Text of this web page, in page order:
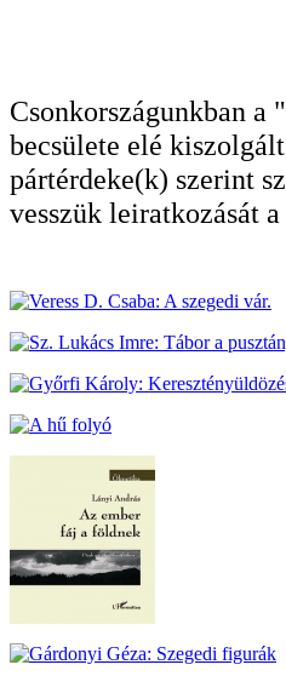
Csonkországunkban
becsülete elé
pártérdeke(k) szerint
vesszük leiratkozását